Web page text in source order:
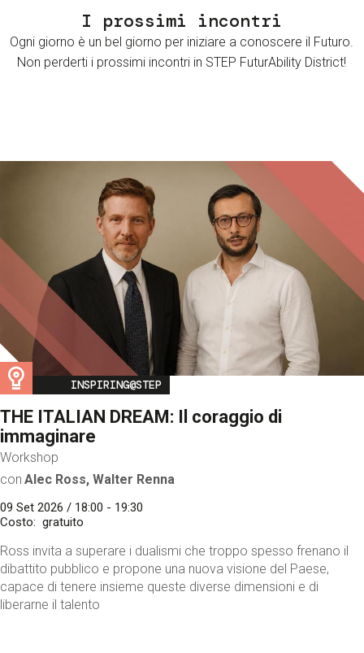
I prossimi incontri
Ogni giorno è un bel giorno per iniziare a conoscere il Futuro.
Non perderti i prossimi incontri in STEP FuturAbility District!
Image
INSPIRING@STEP
THE ITALIAN DREAM: Il coraggio di
immaginare
Workshop
con Alec Ross, Walter Renna
09 Set 2026 / 18:00 - 19:30
Costo
gratuito
Ross invita a superare i dualismi che troppo spesso frenano il
dibattito pubblico e propone una nuova visione del Paese,
capace di tenere insieme queste diverse dimensioni e di
liberarne il talento